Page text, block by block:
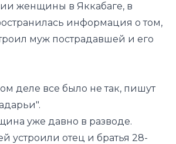
женщины в Яккабаге, в
информация о том,
муж пострадавшей и его
деле все было не так, пишут
уже давно в разводе.
устроили отец и братья 28-